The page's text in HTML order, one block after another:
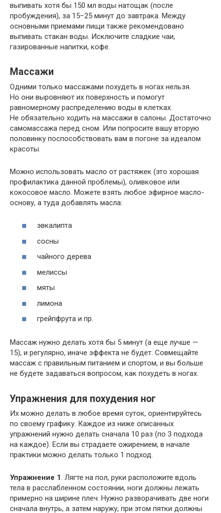
выпивать хотя бы 150 мл воды натощак (после
пробуждения), за 15−25 минут до завтрака. Между
основными приемами пищи также рекомендовано
выпивать стакан воды. Исключите сладкие чаи,
газированные напитки, кофе.
Массажи
Одними только массажами похудеть в ногах нельзя.
Но они выровняют их поверхность и помогут
равномерному распределению воды в клетках.
Не обязательно ходить на массажи в салоны. Достаточно
самомассажа перед сном. Или попросите вашу вторую
половинку поспособствовать вам в погоне за идеалом
красоты.
Можно использовать масло от растяжек (это хорошая
профилактика данной проблемы), оливковое или
кокосовое масло. Можете взять любое эфирное масло-
основу, а туда добавлять масла:
эвкалипта
сосны
чайного дерева
мелиссы
мяты
лимона
грейпфрута и пр.
Массаж нужно делать хотя бы 5 минут (а еще лучше —
15), и регулярно, иначе эффекта не будет. Совмещайте
массаж с правильным питанием и спортом, и вы больше
не будете задаваться вопросом, как похудеть в ногах.
Упражнения для похудения ног
Их можно делать в любое время суток, ориентируйтесь
по своему графику. Каждое из ниже описанных
упражнений нужно делать сначала 10 раз (по 3 подхода
на каждое). Если вы страдаете ожирением, в начале
практики можно делать только 1 подход.
Упражнение 1. Лягте на пол, руки расположите вдоль
тела в расслабленном состоянии, ноги должны лежать
примерно на ширине плеч. Нужно разворачивать две ноги
сначала внутрь, а затем наружу, при этом пятки должны